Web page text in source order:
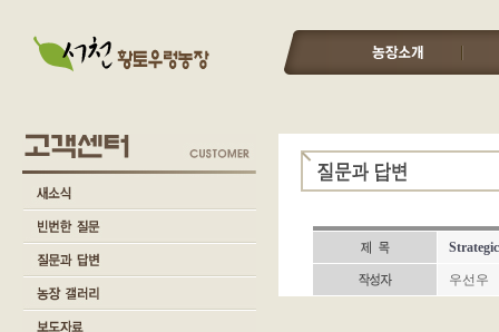
우선우